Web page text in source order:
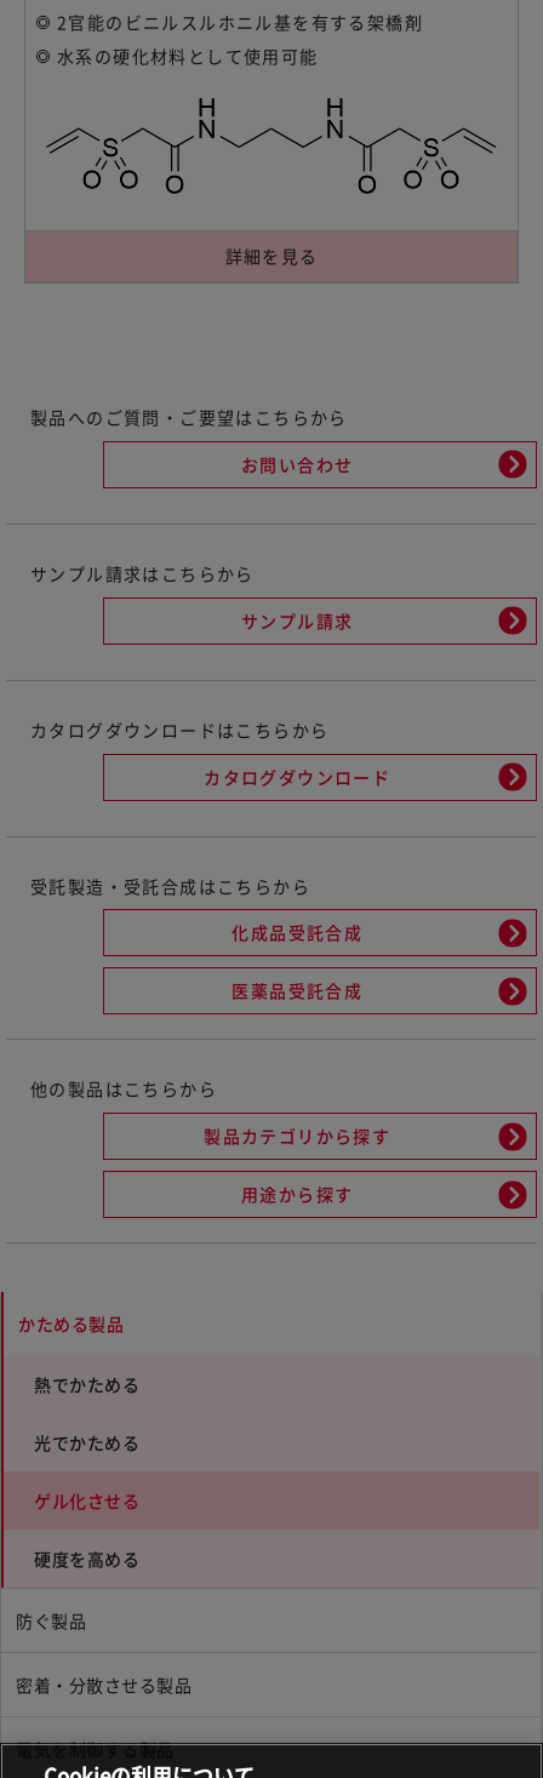
2官能のビニルスルホニル基を有する架橋剤
水系の硬化材料として使用可能
詳細を見る
製品へのご質問・ご要望はこちらから
お問い合わせ
サンプル請求はこちらから
サンプル請求
カタログダウンロードはこちらから
カタログダウンロード
受託製造・受託合成はこちらから
化成品受託合成
医薬品受託合成
他の製品はこちらから
製品カテゴリから探す
用途から探す
かためる製品
熱でかためる
光でかためる
ゲル化させる
硬度を高める
防ぐ製品
密着・分散させる製品
電気を制御する製品